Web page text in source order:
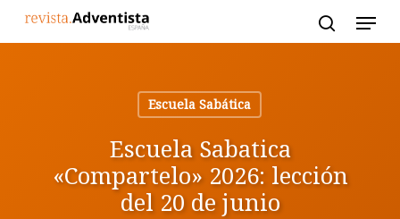
Escuela Sabática
Escuela Sabatica
«Compartelo» 2026: lección
del 20 de junio